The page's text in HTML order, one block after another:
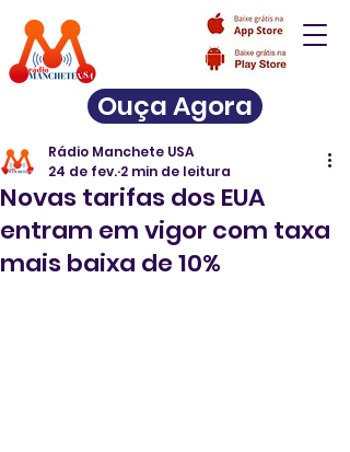
Ouça Agora
Novas tarifas dos EUA
entram em vigor com taxa
mais baixa de 10%
Rádio Manchete USA
24 de fev. 2 min de leitura